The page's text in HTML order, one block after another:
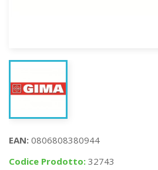
EAN: 0806808380944
Codice Prodotto: 32743